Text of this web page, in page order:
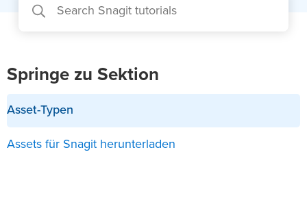
Springe zu Sektion
Asset-Typen
Assets für Snagit herunterladen